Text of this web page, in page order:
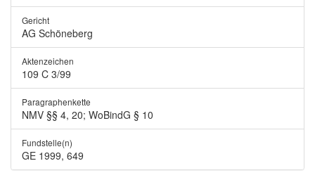
Gericht
AG Schöneberg
Aktenzeichen
109 C 3/99
Paragraphenkette
NMV §§ 4, 20; WoBindG § 10
Fundstelle(n)
GE 1999, 649